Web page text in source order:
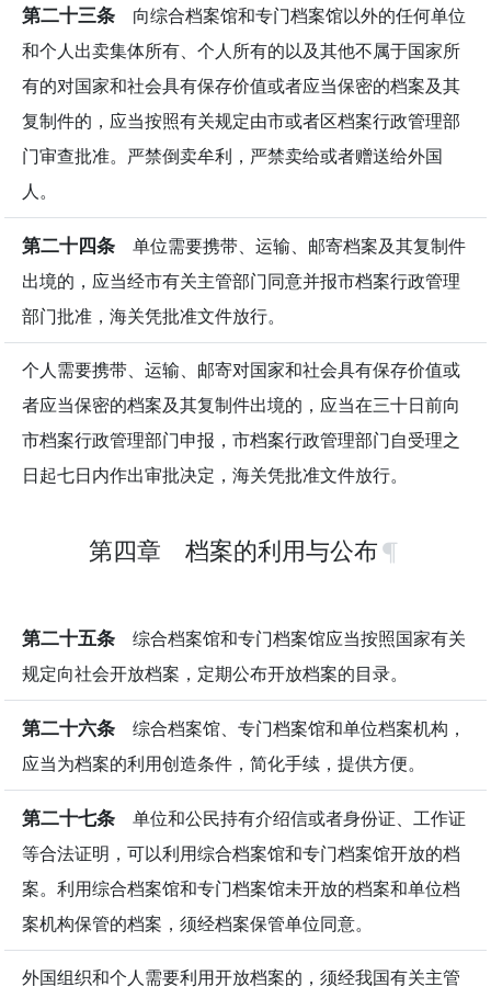
第二十三条 向综合档案馆和专门档案馆以外的任何单位
和个人出卖集体所有、个人所有的以及其他不属于国家所
有的对国家和社会具有保存价值或者应当保密的档案及其
复制件的，应当按照有关规定由市或者区档案行政管理部
门审查批准。严禁倒卖牟利，严禁卖给或者赠送给外国
人。
第二十四条 单位需要携带、运输、邮寄档案及其复制件
出境的，应当经市有关主管部门同意并报市档案行政管理
部门批准，海关凭批准文件放行。
个人需要携带、运输、邮寄对国家和社会具有保存价值或
者应当保密的档案及其复制件出境的，应当在三十日前向
市档案行政管理部门申报，市档案行政管理部门自受理之
日起七日内作出审批决定，海关凭批准文件放行。
第四章 档案的利用与公布
第二十五条 综合档案馆和专门档案馆应当按照国家有关
规定向社会开放档案，定期公布开放档案的目录。
第二十六条 综合档案馆、专门档案馆和单位档案机构，
应当为档案的利用创造条件，简化手续，提供方便。
第二十七条 单位和公民持有介绍信或者身份证、工作证
等合法证明，可以利用综合档案馆和专门档案馆开放的档
案。利用综合档案馆和专门档案馆未开放的档案和单位档
案机构保管的档案，须经档案保管单位同意。
外国组织和个人需要利用开放档案的，须经我国有关主管